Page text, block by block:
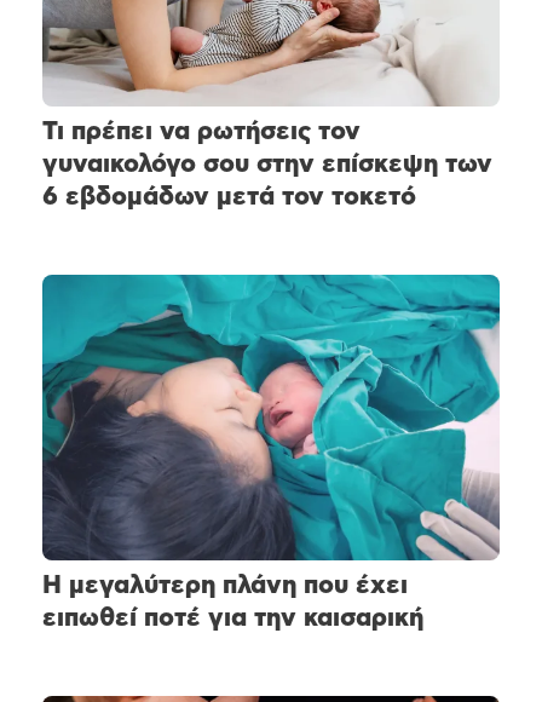
Τι πρέπει να ρωτήσεις τον
γυναικολόγο σου στην επίσκεψη των
6 εβδομάδων μετά τον τοκετό
Η μεγαλύτερη πλάνη που έχει
ειπωθεί ποτέ για την καισαρική